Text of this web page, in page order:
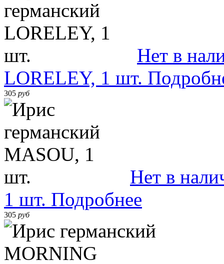
Нет в
LORELEY, 1 шт.
305 руб
Нет в
1 шт. Подробнее
305 руб